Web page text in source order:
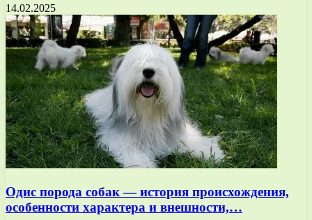
14.02.2025
Одис порода собак — история происхождения,
особенности характера и внешности,…